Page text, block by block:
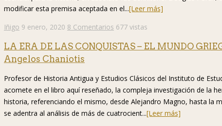
modificar esta premisa aceptada en el...[Leer más]
Iñigo 9 enero, 2020 8 Comentarios 677 vistas
LA ERA DE LAS CONQUISTAS – EL MUNDO
Angelos Chaniotis
Profesor de Historia Antigua y Estudios Clásicos del Instituto de
acomete en el libro aquí reseñado, la compleja investigación de la
historia, referenciando el mismo, desde Alejandro Magno, hasta la
se adentra al análisis de más de cuatrocient...[Leer más]